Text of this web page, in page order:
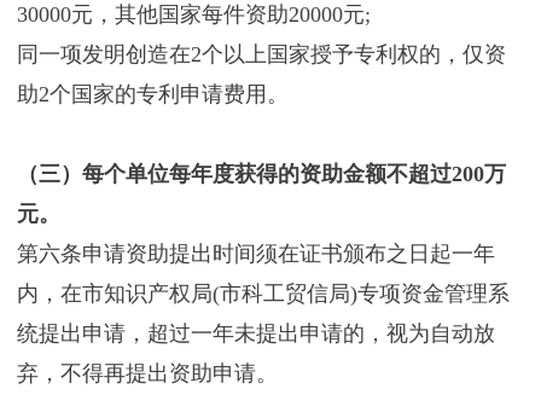
30000元，其他国家每件资助20000元;
同一项发明创造在2个以上国家授予专利权的，仅资
助2个国家的专利申请费用。
（三）每个单位每年度获得的资助金额不超过200万
元。
第六条申请资助提出时间须在证书颁布之日起一年
内，在市知识产权局(市科工贸信局)专项资金管理系
统提出申请，超过一年未提出申请的，视为自动放
弃，不得再提出资助申请。